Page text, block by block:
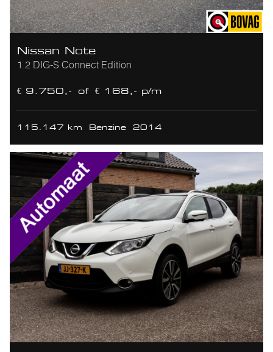
Nissan Note
1.2 DIG-S Connect Edition
€ 9.750,- of € 168,- p/m
115.147 km Benzine 2014